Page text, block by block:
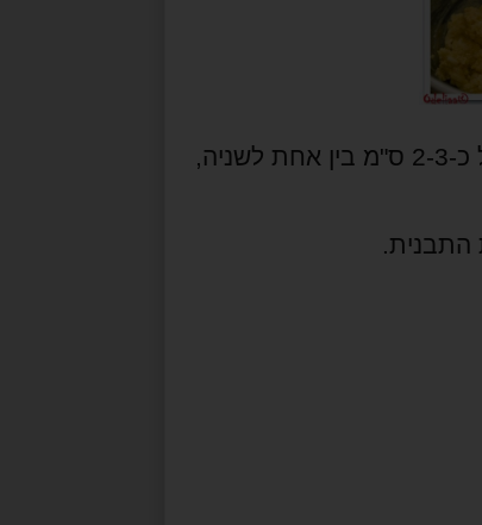
על נייר אפיה הניחו כף מלאה של התערובת במרחק של כ-2-3 ס"מ בין אחת לשניה,